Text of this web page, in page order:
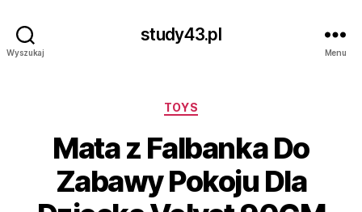
Wyszukaj
study43.pl
Menu
Kategorie
TOYS
Mata z Falbanka Do
Zabawy Pokoju Dla